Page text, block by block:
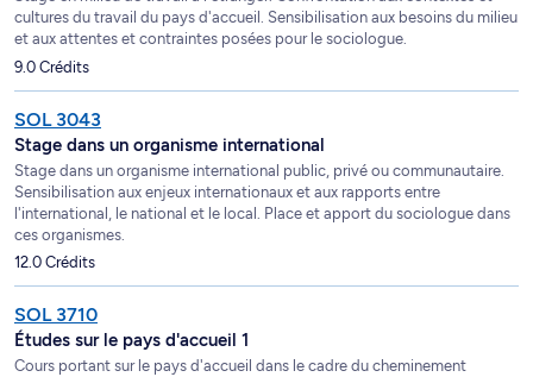
cultures du travail du pays d'accueil. Sensibilisation aux besoins du milieu
et aux attentes et contraintes posées pour le sociologue.
9.0 Crédits
SOL 3043
Stage dans un organisme international
Stage dans un organisme international public, privé ou communautaire.
Sensibilisation aux enjeux internationaux et aux rapports entre
l'international, le national et le local. Place et apport du sociologue dans
ces organismes.
12.0 Crédits
SOL 3710
Études sur le pays d'accueil 1
Cours portant sur le pays d'accueil dans le cadre du cheminement